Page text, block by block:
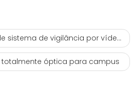
de vigilância por vídeo de alta definição totalmente em fibra
totalmente óptica para campus